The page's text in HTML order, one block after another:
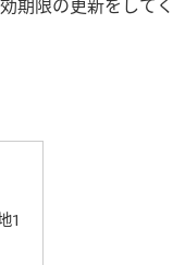
限の更新をしてく
1